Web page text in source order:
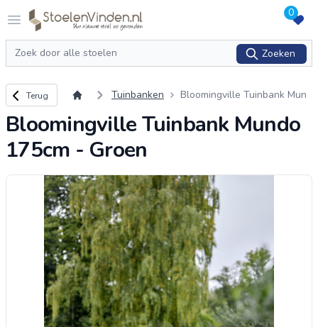
Open menu
Logo stoelenvinden.nl 0
Zoeken
Zoeken
Terug naar overzicht
Terug Tuinbanken
Bloomingville Tuinbank Mun
Bloomingville Tuinbank Mundo
175cm - Groen